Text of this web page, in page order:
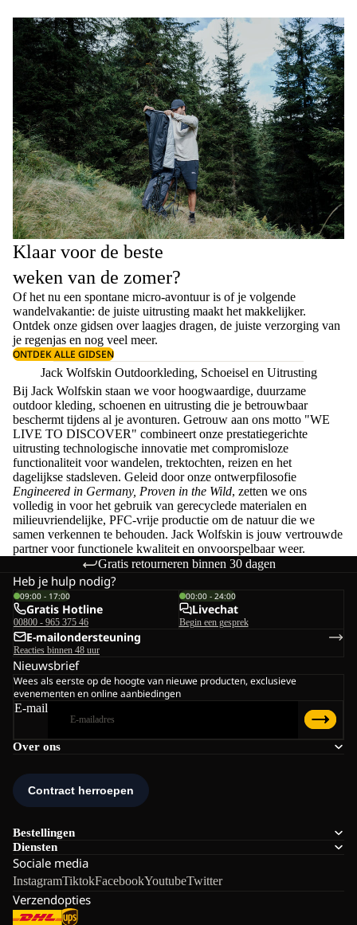
Klaar voor de beste
weken van de zomer?
Of het nu een spontane micro-avontuur is of je volgende
wandelvakantie: de juiste uitrusting maakt het makkelijker.
Ontdek onze gidsen overlaagjes dragen, de juiste verzorging van
je regenjas en nog veel meer.
ONTDEK ALLE GIDSEN
Jack Wolfskin Outdoorkleding, Schoeisel en Uitrusting
Bij Jack Wolfskin staan we voor hoogwaardige, duurzame
outdoor kleding, schoenen en uitrusting die je betrouwbaar
beschermt tijdens al je avonturen. Getrouw aan ons motto "WE
LIVE TO DISCOVER" combineert onze prestatiegerichte
uitrusting technologische innovatie met compromisloze
functionaliteit voor wandelen, trektochten, reizen en het
dagelijkse stadsleven. Geleid door onze ontwerpfilosofie
Engineered in Germany, Proven in the Wild, zetten we ons
volledig in voor het gebruik van gerecyclede materialen en
milieuvriendelijke, PFC-vrije productie om de natuur die we
samen verkennen te behouden. Jack Wolfskin is jouw vertrouwde
partner voor functionele kwaliteit en onvoorspelbaar weer.
Gratis retourneren binnen 30 dagen
Over ons
Bestellingen
Diensten
Sociale media
InstagramTiktokFacebookYoutubeTwitter
Verzendopties
Heb je hulp nodig?
09:00 - 17:00
Gratis Hotline
00800 - 965 375 46
00:00 - 24:00
Livechat
Begin een gesprek
E-mailondersteuning
Reacties binnen 48 uur
Nieuwsbrief
Wees als eerste op de hoogte van nieuwe producten, exclusieve
evenementen en online aanbiedingen
E-mail